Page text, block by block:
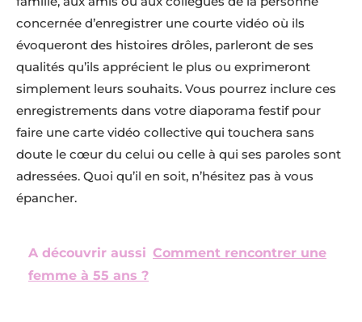
concernée d’enregistrer une courte vidéo où ils
évoqueront des histoires drôles, parleront de ses
qualités qu’ils apprécient le plus ou exprimeront
simplement leurs souhaits. Vous pourrez inclure ces
enregistrements dans votre diaporama festif pour
faire une carte vidéo collective qui touchera sans
doute le cœur du celui ou celle à qui ses paroles sont
adressées. Quoi qu’il en soit, n’hésitez pas à vous
épancher.
A découvrir aussi Comment rencontrer une
femme à 55 ans ?